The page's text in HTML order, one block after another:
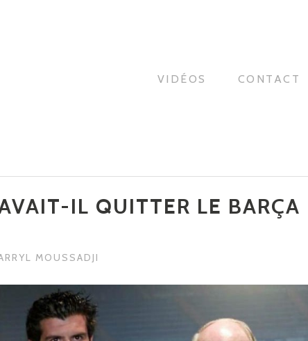
VIDÉOS CONTACT
IL QUITTER LE BARÇA
MOUSSADJI